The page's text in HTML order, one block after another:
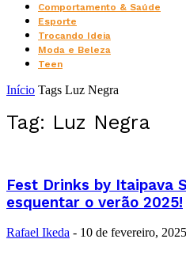
Comportamento & Saúde
Esporte
Trocando Ideia
Moda e Beleza
Teen
Início Tags Luz Negra
Tag: Luz Negra
Fest Drinks by Itaipava
esquentar o verão 2025!
Rafael Ikeda - 10 de fevereiro, 2025